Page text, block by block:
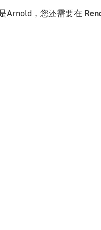
Arnold，您还需要在